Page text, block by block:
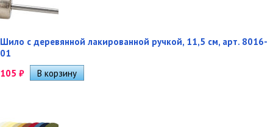
Шило с деревянной лакированной ручкой, 11,5 см, арт. 8016-
01
105 ₽